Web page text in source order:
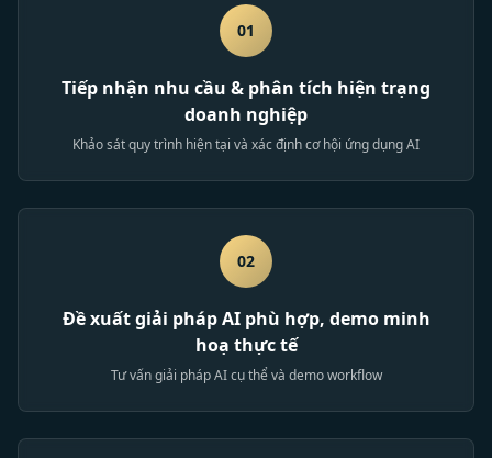
01
Tiếp nhận nhu cầu & phân tích hiện trạng
doanh nghiệp
Khảo sát quy trình hiện tại và xác định cơ hội ứng dụng AI
02
Đề xuất giải pháp AI phù hợp, demo minh
hoạ thực tế
Tư vấn giải pháp AI cụ thể và demo workflow